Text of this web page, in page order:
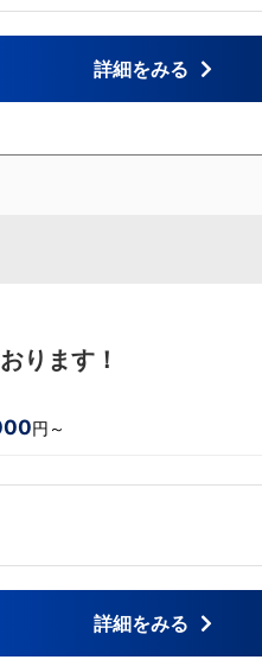
詳細をみる
ります！
円～
詳細をみる